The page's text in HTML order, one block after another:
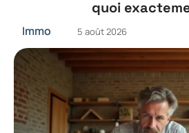
quoi
Immo 5 août 2026